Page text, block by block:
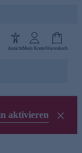
AnsichtMein KontoWarenkorb
aktivieren